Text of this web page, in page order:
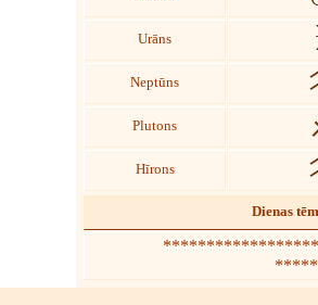
Urāns
Neptūns
Plutons
Hīrons
Dienas
******************